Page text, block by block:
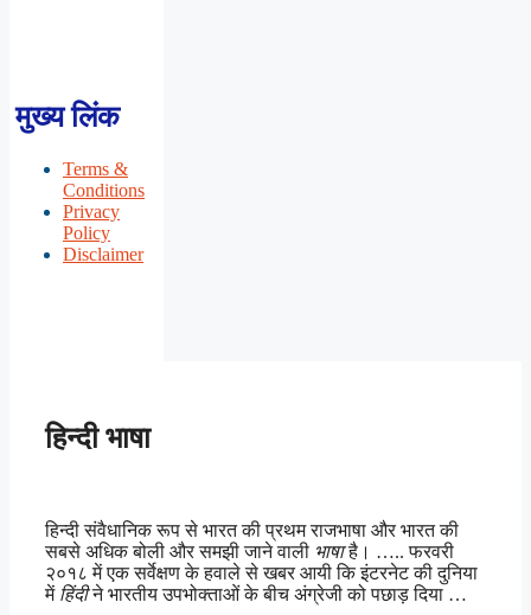
मुख्य लिंक
Terms &
Conditions
Privacy
Policy
Disclaimer
हिन्दी भाषा
हिन्दी संवैधानिक रूप से भारत की प्रथम राजभाषा और भारत की
सबसे अधिक बोली और समझी जाने वाली भाषाहै। ….. फरवरी
२०१८ में एक सर्वेक्षण के हवाले से खबर आयी कि इंटरनेट की दुनिया
में हिंदीने भारतीय उपभोक्ताओं के बीच अंग्रेजी को पछाड़ दिया …